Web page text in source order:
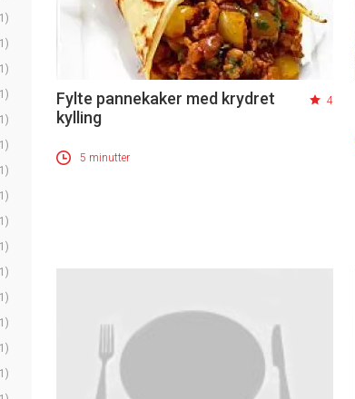
Fylte pannekaker med krydret
kylling
4
5 minutter